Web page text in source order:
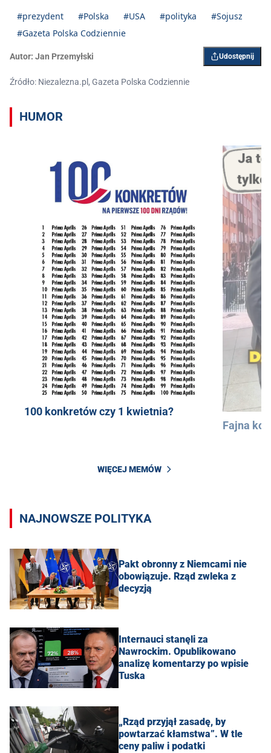
#prezydent #Polska #USA #polityka
#Sojusz
#Gazeta Polska Codziennie
Autor: Jan Przemyłski Udostępnij
Źródło: Niezalezna.pl, Gazeta Polska Codziennie
HUMOR
100 konkretów czy 1 kwietnia?
Fajna
WIĘCEJ MEMÓW
NAJNOWSZE POLITYKA
Pakt obronny z Niemcami nie
obowiązuje. Rząd zwleka z
decyzją
Internauci stanęli za
Nawrockim. Opublikowano
analizę komentarzy po wpisie
Tuska
„Rząd przyjął zasadę, by
powtarzać kłamstwa”. W tle
ceny paliw i podatki